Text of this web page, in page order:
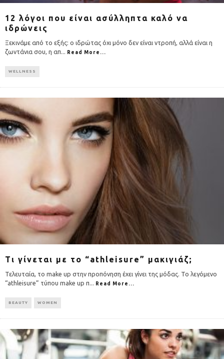
12 λόγοι που είναι ασύλληπτα καλό να
ιδρώνεις
Ξεκινάμε από το εξής: ο ιδρώτας όχι μόνο δεν είναι ντροπή, αλλά είναι η
ζωντάνια σου, η απ
Read More...
WELLNESS
Τι γίνεται με το “athleisure” μακιγιάζ;
Τελευταία, το make up στην προπόνηση έχει γίνει της μόδας. Το λεγόμενο
“athleisure” τύπου make up π
Read More...
BEAUTY WOMEN